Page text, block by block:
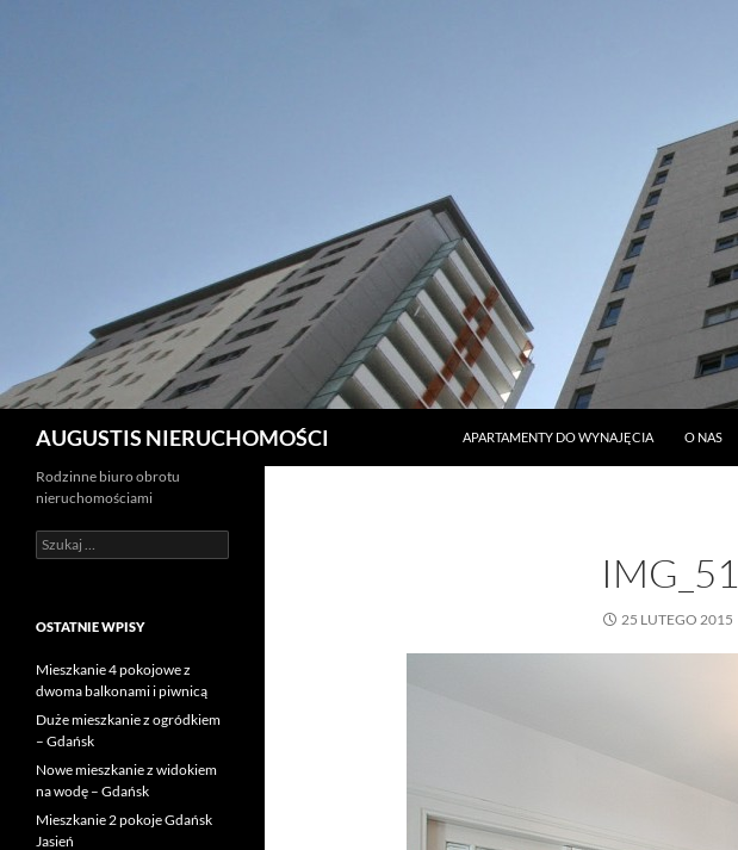
AUGUSTIS NIERUCHOMOŚCI
APARTAMENTY DO WYNAJĘCIA
O NAS
25 LUTEGO 2015
Rodzinne biuro obrotu
nieruchomościami
Szukaj:
OSTATNIE WPISY
Mieszkanie 4 pokojowe z
dwoma balkonami i piwnicą
Duże mieszkanie z ogródkiem
– Gdańsk
Nowe mieszkanie z widokiem
na wodę – Gdańsk
Mieszkanie 2 pokoje Gdańsk
Jasień